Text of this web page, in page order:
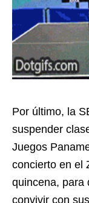
Por último, la
suspender
Juegos
concierto en el
quincena, para
convivir con